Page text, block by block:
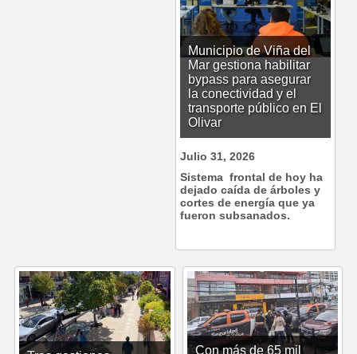
Municipio de Viña del
Mar gestiona habilitar
bypass para asegurar
la conectividad y el
transporte público en El
Olivar
Julio 31, 2026
Sistema frontal de hoy ha
dejado caída de árboles y
cortes de energía que ya
fueron subsanados.
Con más de 65 mil